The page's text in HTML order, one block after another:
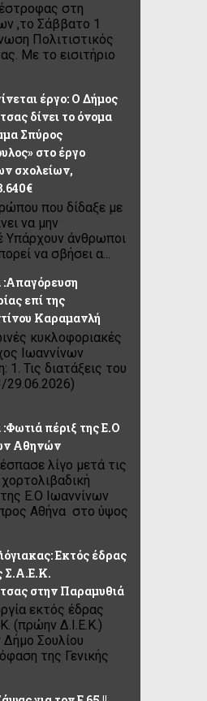
στη
,το Σάββατο 1
Πολιτιστικός
Με το εισιτήριο
έργο: Ο Δήμος
δίνει το όνομα
Σπύρος
στο έργο
σχολείων,
που δίδαξε με
να μην
Υπάρχουν άνθρωποι
να σβήσει α...
:Απαγόρευση
επί της
Καραμανλή
κυκλοφοριακές
Ιωαννίνων
Τις διατάξεις του
29.06.2026)
πέριξ της Ε.Ο
Αθηνών
λίγο μετά τις
Ε.Ο Ιωαννίνων
Αθήνα στο ύψος
Εκτός έδρας
Σ.Α.Ε.Κ.
στην Παραμυθιά
εκτός έδρας
(πρώην Δ.Ι.Ε.Κ.)
Σουλίου
της Γενικής